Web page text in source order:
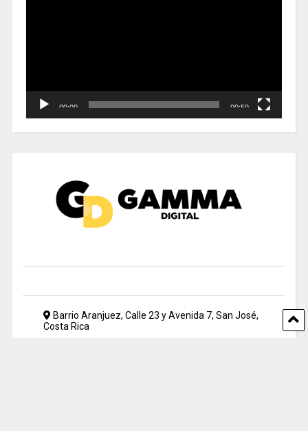
00:00 00:59
Barrio Aranjuez, Calle 23 y Avenida 7, San José,
Costa Rica